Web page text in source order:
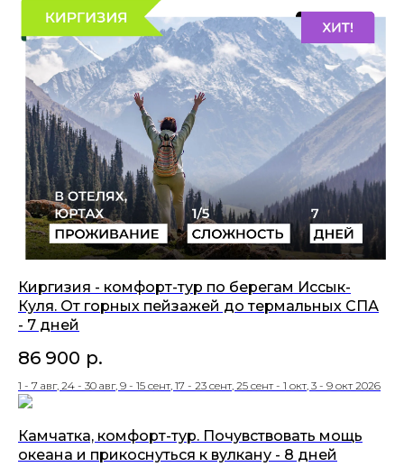
Киргизия - комфорт-тур по берегам Иссык-
Куля. От горных пейзажей до термальных СПА
- 7 дней
86 900 р.
1 - 7 авг, 24 - 30 авг, 9 - 15 сент, 17 - 23 сент, 25 сент - 1 окт, 3 - 9 окт 2026
Камчатка, комфорт-тур. Почувствовать мощь
океана и прикоснуться к вулкану - 8 дней